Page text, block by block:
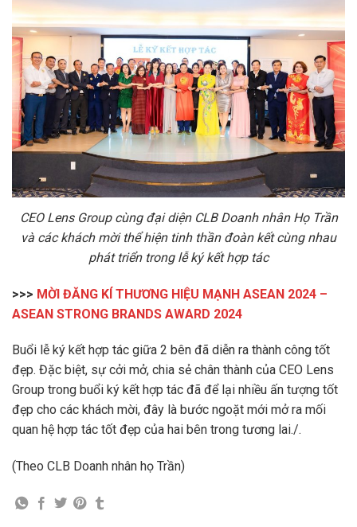
CEO Lens Group cùng đại diện CLB Doanh nhân Họ Trần
và các khách mời thể hiện tinh thần đoàn kết cùng nhau
phát triển trong lễ ký kết hợp tác
>>> MỜI ĐĂNG KÍ THƯƠNG HIỆU MẠNH ASEAN 2024 –
ASEAN STRONG BRANDS AWARD 2024
Buổi lễ ký kết hợp tác giữa 2 bên đã diễn ra thành công tốt
đẹp. Đặc biệt, sự cởi mở, chia sẻ chân thành của CEO Lens
Group trong buổi ký kết hợp tác đã để lại nhiều ấn tượng tốt
đẹp cho các khách mời, đây là bước ngoặt mới mở ra mối
quan hệ hợp tác tốt đẹp của hai bên trong tương lai./.
(Theo CLB Doanh nhân họ Trần)